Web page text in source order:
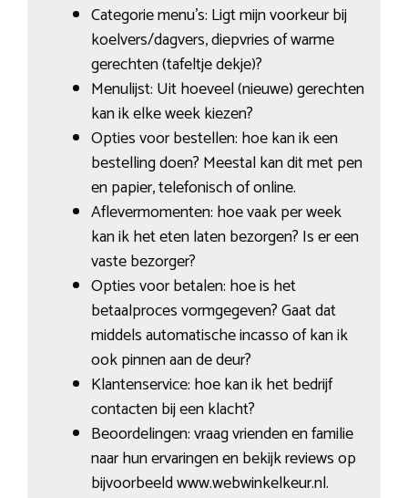
Categorie menu’s: Ligt mijn voorkeur bij
koelvers/dagvers, diepvries of warme
gerechten (tafeltje dekje)?
Menulijst: Uit hoeveel (nieuwe) gerechten
kan ik elke week kiezen?
Opties voor bestellen: hoe kan ik een
bestelling doen? Meestal kan dit met pen
en papier, telefonisch of online.
Aflevermomenten: hoe vaak per week
kan ik het eten laten bezorgen? Is er een
vaste bezorger?
Opties voor betalen: hoe is het
betaalproces vormgegeven? Gaat dat
middels automatische incasso of kan ik
ook pinnen aan de deur?
Klantenservice: hoe kan ik het bedrijf
contacten bij een klacht?
Beoordelingen: vraag vrienden en familie
naar hun ervaringen en bekijk reviews op
bijvoorbeeld www.webwinkelkeur.nl.